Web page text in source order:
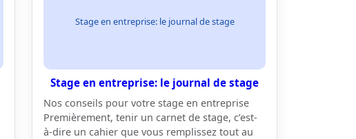
Stage en entreprise: le journal de stage
Stage en entreprise: le journal de stage
Nos conseils pour votre stage en entreprise
Premièrement, tenir un carnet de stage, c’est-
à-dire un cahier que vous remplissez tout au